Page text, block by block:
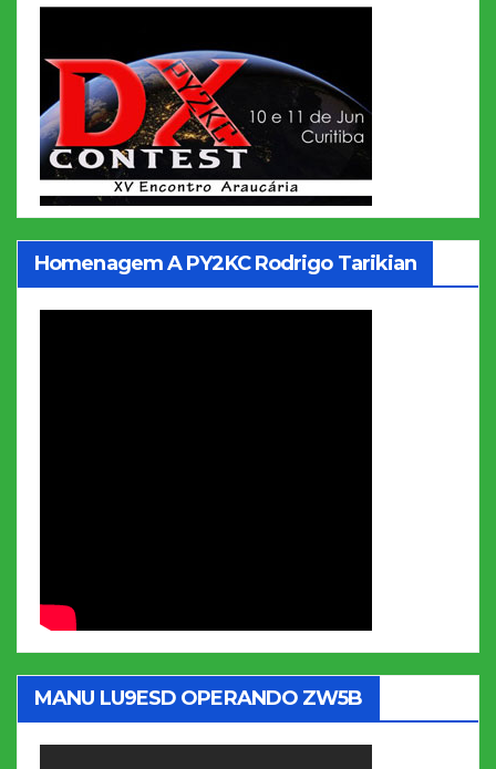
Homenagem A PY2KC Rodrigo Tarikian
MANU LU9ESD OPERANDO ZW5B